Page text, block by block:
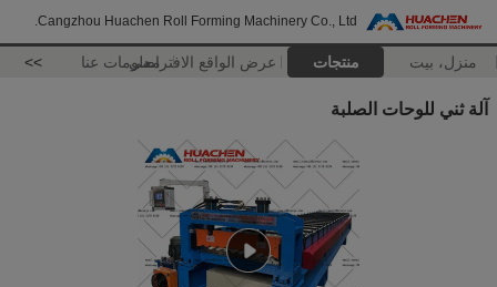
Cangzhou Huachen Roll Forming Machinery Co., Ltd.
منزل، بيت منتجات عرض الواقع الافتراضيمعلومات عنا >>
آلة ثني للوحات الصلبة